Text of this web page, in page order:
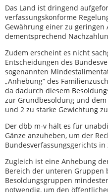
Das Land ist dringend
verfassungskonforme
Gewährung einer zu
dementsprechend
Zudem erscheint es nicht
Entscheidungen des
sogenannten
„Anhebung“ des
da dadurch diesem
zur Grundbesoldung und
und 2 zu starke Gewichtung
Der dbb m-v hält es für
Gänze anzuheben, um der
Bundesverfassungsgerichts
Zugleich ist eine Anhebung
Bereich der unteren Gruppen
Besoldungsgruppen
notwendig, um den